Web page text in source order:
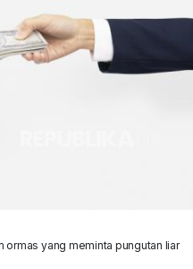
ormas yang meminta pungutan liar